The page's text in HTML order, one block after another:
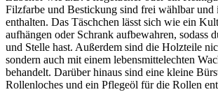
Filzfarbe und Bestickung sind frei wählbar und
enthalten. Das Täschchen lässt sich wie ein
aufhängen oder Schrank aufbewahren, sodass
und Stelle hast. Außerdem sind die Holzteile
sondern auch mit einem lebensmittelechten
behandelt. Darüber hinaus sind eine kleine
Rollenloches und ein Pflegeöl für die Rollen